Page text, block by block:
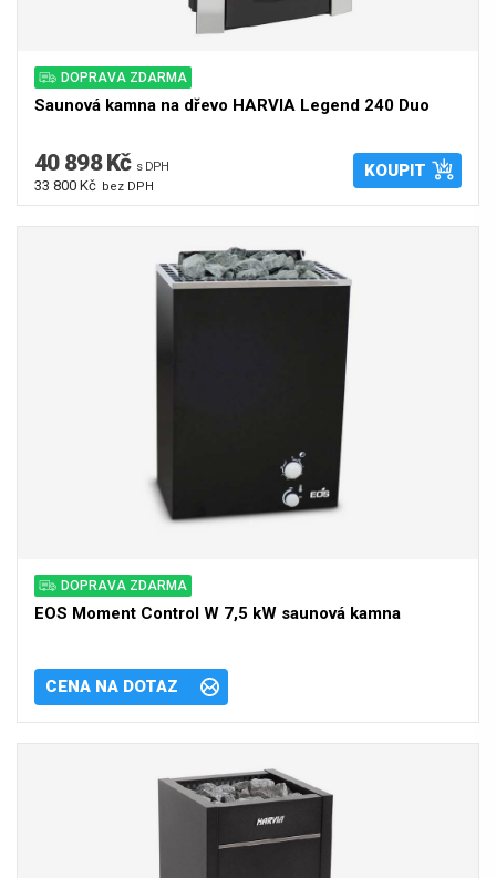
DOPRAVA ZDARMA
Saunová kamna na dřevo HARVIA Legend 240 Duo
40 898 Kč s DPH
33 800 Kč bez DPH
KOUPIT
DOPRAVA ZDARMA
EOS Moment Control W 7,5 kW saunová kamna
CENA NA DOTAZ